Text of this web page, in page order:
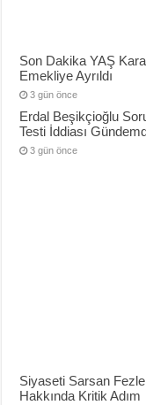
Son Dakika YAŞ
Emekliye Ayrıldı
3 gün önce
Erdal Beşikçioğlu
Testi İddiası
3 gün önce
Siyaseti Sarsan
Hakkında Kritik Adım